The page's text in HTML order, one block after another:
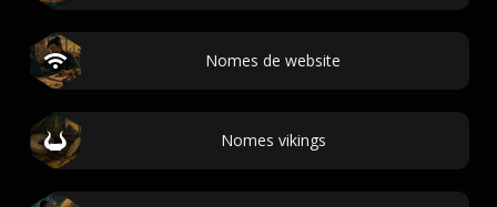
Nomes de website
Nomes vikings